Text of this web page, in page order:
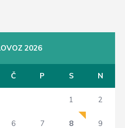
2026
Č P S N
1 2
6 7 8 9